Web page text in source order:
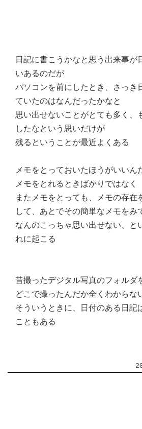
日記に書こうかなと思う出来事が
いあるのだが
パソコンを前にしたとき、さっき
ていたのはなんだったかなと
思い出せないことがとても多く、
したなという思いだけが
残るということが最近よくある
メモをとっておいたほうがいいん
メモをとれるときばかりではなく
またメモをとっても、メモの存在
して、あとでその簡単なメモをみ
なんのこっちゃ思い出せない、と
れに起こる
昔撮ったデジタル写真のフォルダ
どこで撮ったんだか全くわからな
そういうときに、日付のある日記
こともある